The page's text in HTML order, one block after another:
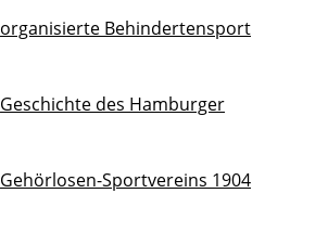
organisierte Behindertensport
Geschichte des Hamburger
Gehörlosen-Sportvereins 1904